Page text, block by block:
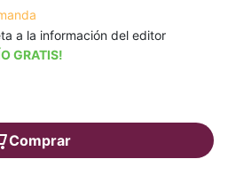
a la información del editor
GRATIS!
Comprar